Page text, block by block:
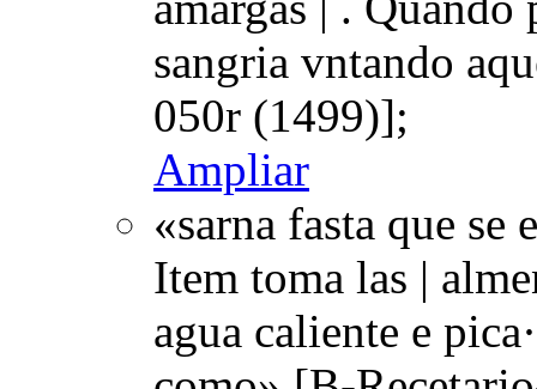
sangria vntando
050r (1499)];
Ampliar
«sarna fasta que se
Item toma las |
agua caliente e